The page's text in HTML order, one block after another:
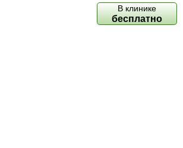
В клинике
бесплатно